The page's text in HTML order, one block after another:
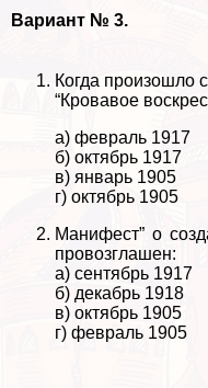
Вариант № 3.
Когда произошло
“Кровавое
а) февраль 1917
б) октябрь 1917
в) январь 1905
г) октябрь 1905
Манифест” о
провозглашен:
а) сентябрь 1917
б) декабрь 1918
в) октябрь 1905
г) февраль 1905